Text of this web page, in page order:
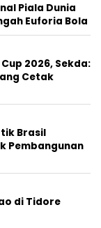
Piala Dunia
Euforia Bola
2026, Sekda:
Cetak
Brasil
Pembangunan
di Tidore